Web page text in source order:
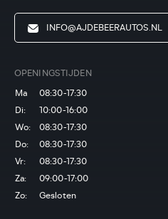
INFO@AJDEBEERAUTOS.NL
OPENINGSTIJDEN
Ma
08:30-17:30
Di:
10:00-16:00
Wo:
08:30-17:30
Do:
08:30-17:30
Vr:
08:30-17:30
Za:
09:00-17:00
Zo:
Gesloten